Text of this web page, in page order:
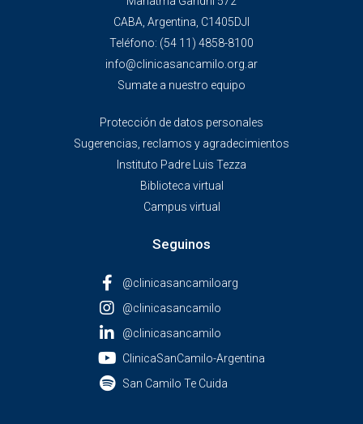
CABA, Argentina, C1405DJI
Teléfono: (54 11) 4858-8100
info@clinicasancamilo.org.ar
Sumate a nuestro equipo
Protección de datos personales
Sugerencias, reclamos y agradecimientos
Instituto Padre Luis Tezza
Biblioteca virtual
Campus virtual
Seguinos
@clinicasancamiloarg
@clinicasancamilo
@clinicasancamilo
ClinicaSanCamilo-Argentina
San Camilo Te Cuida